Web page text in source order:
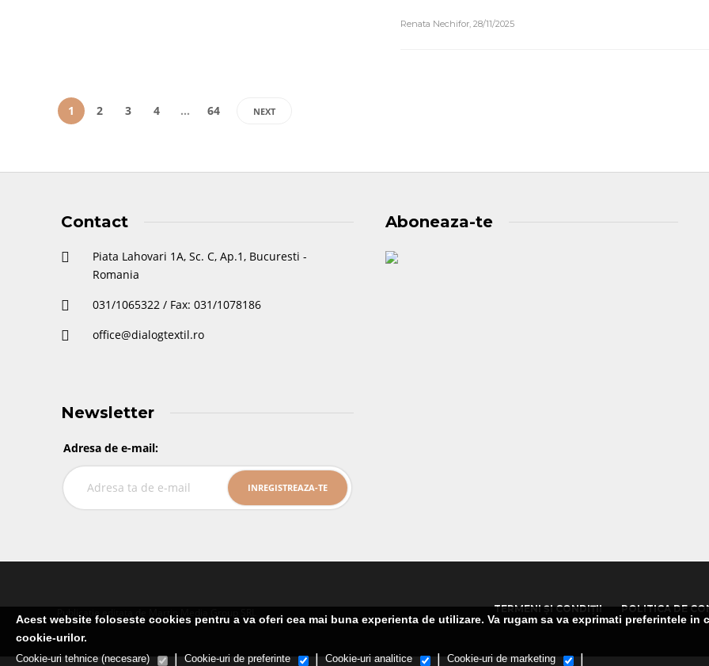
Renata Nechifor, 28/11/2025
1 2 3 4 … 64 NEXT
Contact
Piata Lahovari 1A, Sc. C, Ap.1, Bucuresti -
Romania
031/1065322 / Fax: 031/1078186
office@dialogtextil.ro
Newsletter
Adresa de e-mail:
Aboneaza-te
Publicatie editata de Martin Media Group SRL TERMENI ȘI CONDIȚII POLITICA DE
Acest website foloseste cookies pentru a va oferi cea mai buna experienta de utilizare. Va rugam sa va exprimati preferintele in
cookie-urilor.
Cookie-uri tehnice (necesare) Cookie-uri de preferinte Cookie-uri analitice Cookie-uri de marketing